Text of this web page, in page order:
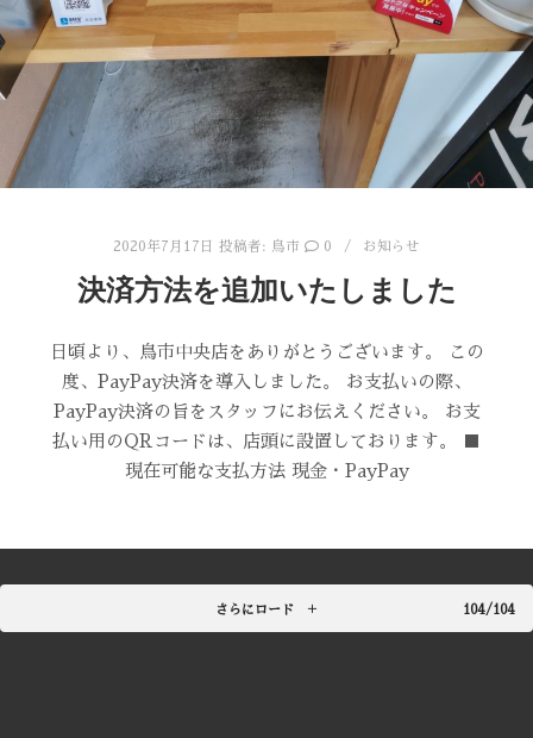
2020年7月17日 投稿者: 鳥市 0 お知らせ
決済方法を追加いたしました
日頃より、鳥市中央店をありがとうございます。 この
度、PayPay決済を導入しました。 お支払いの際、
PayPay決済の旨をスタッフにお伝えください。 お支
払い用のQRコードは、店頭に設置しております。 ■
現在可能な支払方法 現金・PayPay
さらにロード 104/104